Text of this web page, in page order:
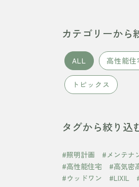
カテゴリーから
ALL 高性能住
トピックス
タグから絞り込
#照明計画 #メンテナ
#高性能住宅
#高気密
#ウッドワン
#LIXIL